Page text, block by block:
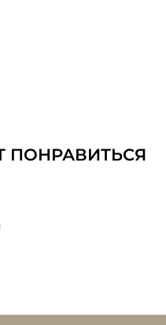
ПОНРАВИТЬСЯ